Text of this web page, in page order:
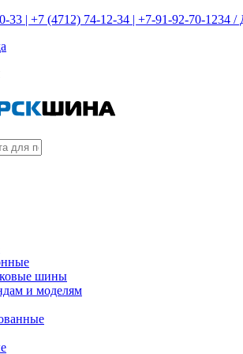
33 | +7 (4712) 74-12-34 | +7-91-92-70-1234
шины
и моделям